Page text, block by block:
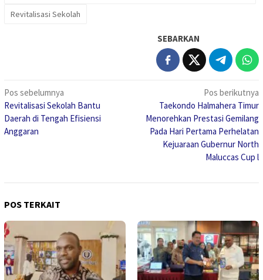
Revitalisasi Sekolah
SEBARKAN
Navigasi
pos
Pos sebelumnya
Revitalisasi Sekolah Bantu
Daerah di Tengah Efisiensi
Anggaran
Pos berikutnya
Taekondo Halmahera Timur
Menorehkan Prestasi Gemilang
Pada Hari Pertama Perhelatan
Kejuaraan Gubernur North
Maluccas Cup l
POS TERKAIT